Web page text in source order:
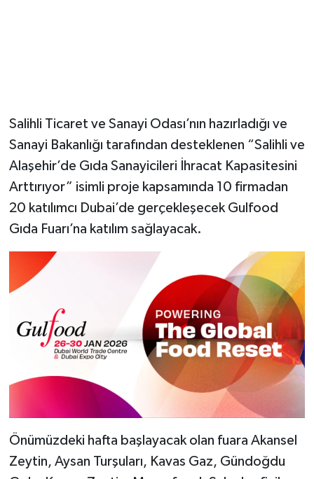
Salihli Ticaret ve Sanayi Odası’nın hazırladığı ve
Sanayi Bakanlığı tarafından desteklenen “Salihli ve
Alaşehir’de Gıda Sanayicileri İhracat Kapasitesini
Arttırıyor” isimli proje kapsamında 10 firmadan
20 katılımcı Dubai’de gerçekleşecek Gulfood
Gıda Fuarı’na katılım sağlayacak.
Önümüzdeki hafta başlayacak olan fuara Akansel
Zeytin, Aysan Turşuları, Kavas Gaz, Gündoğdu